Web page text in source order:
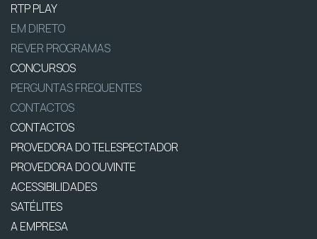
RTP PLAY
EM DIRETO
REVER PROGRAMAS
CONCURSOS
PERGUNTAS FREQUENTES
CONTACTOS
CONTACTOS
PROVEDORA DO TELESPECTADOR
PROVEDORA DO OUVINTE
ACESSIBILIDADES
SATÉLITES
A EMPRESA